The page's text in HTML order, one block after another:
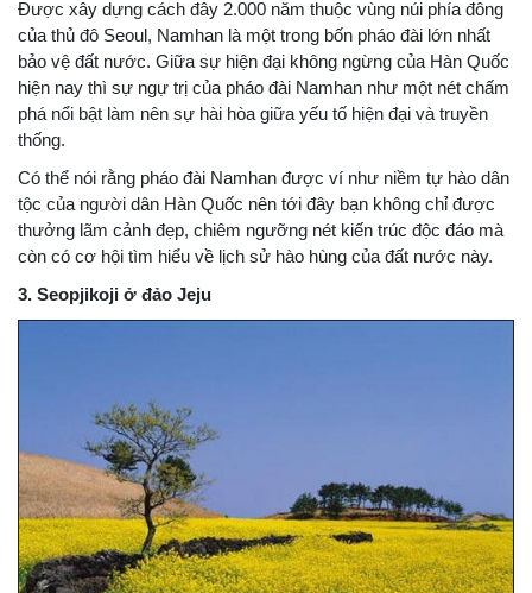
Được xây dựng cách đây 2.000 năm thuộc vùng núi phía đông
của thủ đô Seoul, Namhan là một trong bốn pháo đài lớn nhất
bảo vệ đất nước. Giữa sự hiện đại không ngừng của Hàn Quốc
hiện nay thì sự ngự trị của pháo đài Namhan như một nét chấm
phá nổi bật làm nên sự hài hòa giữa yếu tố hiện đại và truyền
thống.
Có thể nói rằng pháo đài Namhan được ví như niềm tự hào dân
tộc của người dân Hàn Quốc nên tới đây bạn không chỉ được
thưởng lãm cảnh đẹp, chiêm ngưỡng nét kiến trúc độc đáo mà
còn có cơ hội tìm hiểu về lịch sử hào hùng của đất nước này.
3. Seopjikoji ở đảo Jeju